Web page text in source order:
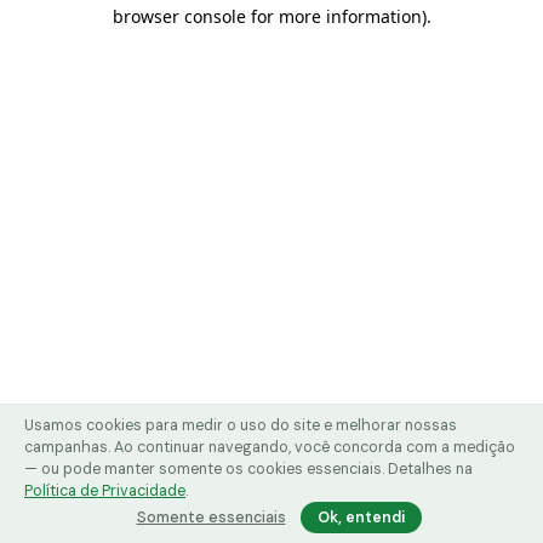
browser console for more information).
Usamos cookies para medir o uso do site e melhorar nossas
campanhas. Ao continuar navegando, você concorda com a medição
— ou pode manter somente os cookies essenciais. Detalhes na
Política de Privacidade.
Somente essenciais
Ok, entendi